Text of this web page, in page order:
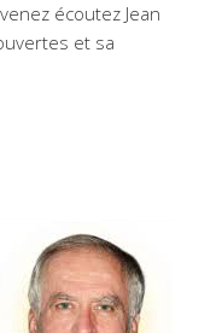
écoutez Jean
et sa